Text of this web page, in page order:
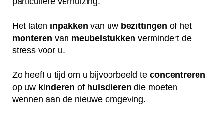
Het laten inpakken van uw bezittingen of het
monteren van meubelstukken vermindert de
stress voor u.
Zo heeft u tijd om u bijvoorbeeld te concentreren
op uw kinderen of huisdieren die moeten
wennen aan de nieuwe omgeving.